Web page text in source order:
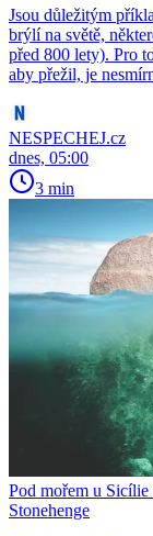
Jsou důležitým
brýlí na světě,
před 800 lety). Pro
aby přežil, je
NESPECHEJ.cz
dnes, 05:00
3 min
Pod mořem u
Stonehenge